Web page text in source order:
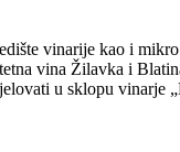
vinarije kao i
vina Žilavka i
u sklopu